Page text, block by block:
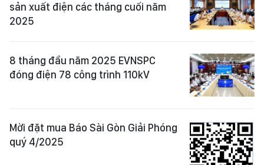
sản xuất điện các tháng cuối năm
2025
8 tháng đầu năm 2025 EVNSPC
đóng điện 78 công trình 110kV
Mời đặt mua Báo Sài Gòn Giải Phóng
quý 4/2025